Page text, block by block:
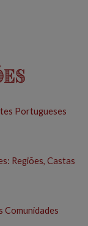
Portugueses
Regiões, Castas
Comunidades